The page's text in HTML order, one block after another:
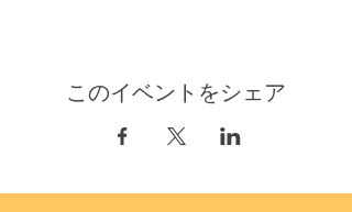
このイベントをシェア